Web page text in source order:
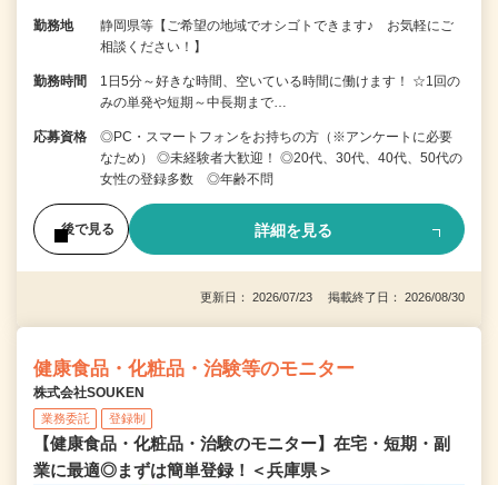
勤務地
静岡県等【ご希望の地域でオシゴトできます♪ お気軽にご
相談ください！】
勤務時間
1日5分～好きな時間、空いている時間に働けます！ ☆1回の
みの単発や短期～中長期まで…
応募資格
◎PC・スマートフォンをお持ちの方（※アンケートに必要
なため） ◎未経験者大歓迎！ ◎20代、30代、40代、50代の
女性の登録多数 ◎年齢不問
後で見る 詳細を見る
更新日： 2026/07/23 掲載終了日： 2026/08/30
健康食品・化粧品・治験等のモニター
株式会社SOUKEN
業務委託 登録制
【健康食品・化粧品・治験のモニター】在宅・短期・副
業に最適◎まずは簡単登録！＜兵庫県＞